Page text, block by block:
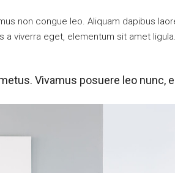
non congue leo. Aliquam dapibus
a viverra eget, elementum sit amet
Vivamus posuere leo nunc,